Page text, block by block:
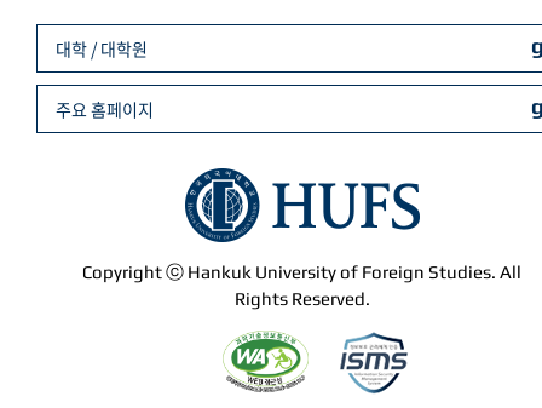
Copyright ⓒ Hankuk University of Foreign Studies. All
Rights Reserved.
대학 / 대학원
주요 홈페이지